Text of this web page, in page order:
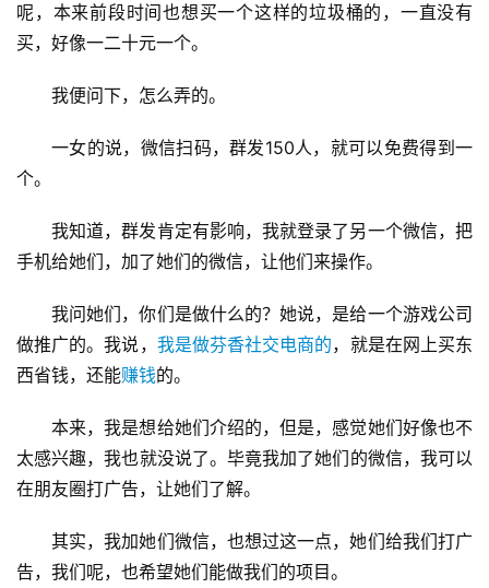
呢，本来前段时间也想买一个这样的垃圾桶的，一直没有
买，好像一二十元一个。
我便问下，怎么弄的。
一女的说，微信扫码，群发150人，就可以免费得到一
个。
我知道，群发肯定有影响，我就登录了另一个微信，把
手机给她们，加了她们的微信，让他们来操作。
我问她们，你们是做什么的？她说，是给一个游戏公司
做推广的。我说， 我是做芬香社交电商的，就是在网上买东
西省钱，还能赚钱的。
本来，我是想给她们介绍的，但是，感觉她们好像也不
太感兴趣，我也就没说了。毕竟我加了她们的微信，我可以
在朋友圈打广告，让她们了解。
其实，我加她们微信，也想过这一点，她们给我们打广
告，我们呢，也希望她们能做我们的项目。